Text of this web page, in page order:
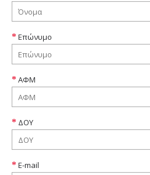
Επώνυμο
ΑΦΜ
ΔΟΥ
E-mail